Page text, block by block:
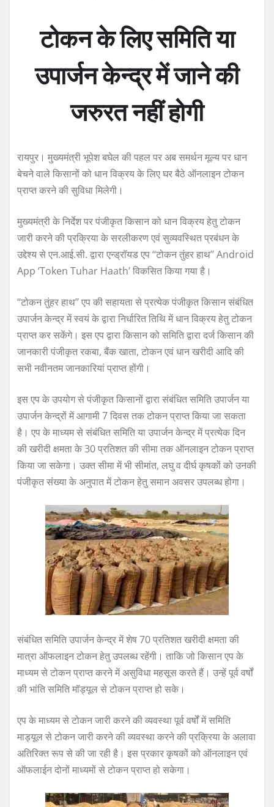
टोकन के लिए समिति या
उपार्जन केन्द्र में जाने की
जरुरत नहीं होगी
रायपुर। मुख्यमंत्री भूपेश बघेल की पहल पर अब समर्थन मूल्य पर धान
बेचने वाले किसानों को धान विक्रय के लिए घर बैठे ऑनलाइन टोकन
प्राप्त करने की सुविधा मिलेगी।
मुख्यमंत्री के निर्देश पर पंजीकृत किसान को धान विक्रय हेतु टोकन
जारी करने की प्रक्रिया के सरलीकरण एवं सुव्यवस्थित प्रबंधन के
उद्देश्य से एन.आई.सी. द्वारा एन्ड्रॉयड एप ‘‘टोकन तुंहर हाथ’’ Android
App ‘Token Tuhar Haath’ विकसित किया गया है।
‘‘टोकन तुंहर हाथ’’ एप की सहायता से प्रत्येक पंजीकृत किसान संबंधित
उपार्जन केन्द्र में स्वयं के द्वारा निर्धारित तिथि में धान विक्रय हेतु टोकन
प्राप्त कर सकेंगे। इस एप द्वारा किसान को समिति द्वारा दर्ज किसान की
जानकारी पंजीकृत रकबा, बैंक खाता, टोकन एवं धान खरीदी आदि की
सभी नवीनतम जानकारियां प्राप्त होंगी।
इस एप के उपयोग से पंजीकृत किसानों द्वारा संबंधित समिति उपार्जन या
उपार्जन केन्द्रों में आगामी 7 दिवस तक टोकन प्राप्त किया जा सकता
है। एप के माध्यम से संबंधित समिति या उपार्जन केन्द्र में प्रत्येक दिन
की खरीदी क्षमता के 30 प्रतिशत की सीमा तक ऑनलाइन टोकन प्राप्त
किया जा सकेगा। उक्त सीमा में भी सीमांत, लघु व दीर्घ कृषकों को उनकी
पंजीकृत संख्या के अनुपात में टोकन हेतु समान अवसर उपलब्ध होगा।
संबंधित समिति उपार्जन केन्द्र में शेष 70 प्रतिशत खरीदी क्षमता की
मात्रा ऑफलाइन टोकन हेतु उपलब्ध रहेंगी। ताकि जो किसान एप के
माध्यम से टोकन प्राप्त करने में असुविधा महसूस करते हैं। उन्हें पूर्व वर्षों
की भांति समिति मॉड्यूल से टोकन प्राप्त हो सके।
एप के माध्यम से टोकन जारी करने की व्यवस्था पूर्व वर्षों में समिति
माड्यूल से टोकन जारी करने की व्यवस्था करने की प्रक्रिया के अलावा
अतिरिक्त रूप से की जा रही है। इस प्रकार कृषकों को ऑनलाइन एवं
ऑफलाईन दोनों माध्यमों से टोकन प्राप्त हो सकेगा।